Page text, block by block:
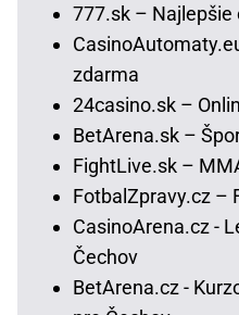
777.sk – Najlepšie
zdarma
24casino.sk –
BetArena.sk –
FightLive.sk –
FotbalZpravy.cz –
CasinoArena.cz -
Čechov
BetArena.cz -